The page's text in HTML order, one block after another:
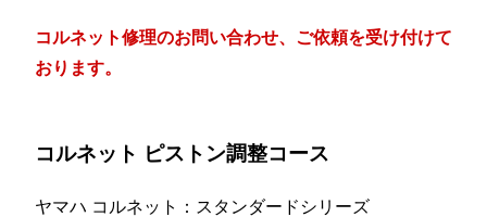
コルネット修理のお問い合わせ、ご依頼を受け付けて
おります。
コルネット ピストン調整コース
ヤマハ コルネット：スタンダードシリーズ